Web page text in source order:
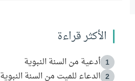
الأكثر قراءة
1 أدعية من السنة النبوية
2 الدعاء للميت من السنة النبوية